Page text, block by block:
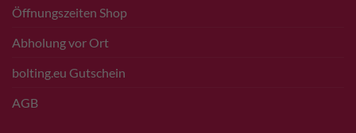
Öffnungszeiten Shop
Abholung vor Ort
bolting.eu Gutschein
AGB